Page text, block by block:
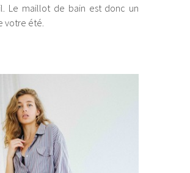
Le maillot de bain est donc un
votre été.